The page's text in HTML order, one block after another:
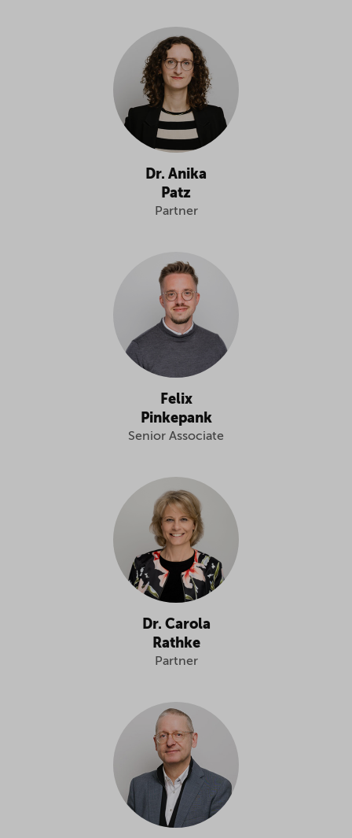
Dr. Anika
Patz
Partner
Felix
Pinkepank
Senior Associate
Dr. Carola
Rathke
Partner